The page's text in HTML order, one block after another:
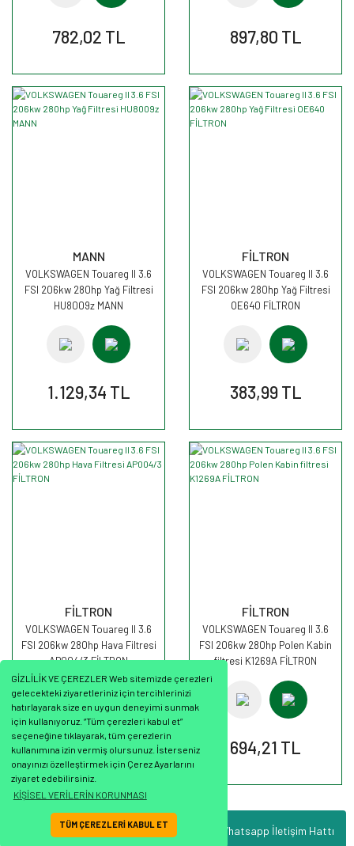
GİZLİLİK VE ÇEREZLER Web sitemizde çerezleri
gelecekteki ziyaretleriniz için tercihlerinizi
hatırlayarak size en uygun deneyimi sunmak
için kullanıyoruz. “Tüm çerezleri kabul et”
seçeneğine tıklayarak, tüm çerezlerin
kullanımına izin vermiş olursunuz. İsterseniz
onayınızı özelleştirmek için Çerez Ayarlarını
ziyaret edebilirsiniz.
KİŞİSEL VERİLERİN KORUNMASI
TÜM ÇEREZLERİ KABUL ET Whatsapp İletişim Hattı
782,02 TL 897,80 TL
MANN
VOLKSWAGEN Touareg II 3.6
FSI 206kw 280hp Yağ Filtresi
HU8009z MANN
1.129,34 TL
FİLTRON
VOLKSWAGEN Touareg II 3.6
FSI 206kw 280hp Yağ Filtresi
OE640 FİLTRON
383,99 TL
FİLTRON
VOLKSWAGEN Touareg II 3.6
FSI 206kw 280hp Hava Filtresi
AP004/3 FİLTRON
423,04 TL
FİLTRON
VOLKSWAGEN Touareg II 3.6
FSI 206kw 280hp Polen Kabin
filtresi K1269A FİLTRON
694,21 TL